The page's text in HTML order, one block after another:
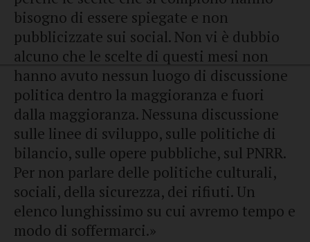
bisogno di essere spiegate e non
pubblicizzate sui social. Non vi è dubbio
alcuno che le scelte di questi mesi non
hanno avuto nessun luogo di discussione
politica dentro la maggioranza e fuori
dalla maggioranza. Nessuna discussione
sulle linee di sviluppo, sulle politiche di
bilancio, sulle opere pubbliche, sul PNRR.
Per non parlare delle politiche culturali,
sociali, della sicurezza, dei rifiuti. Un
elenco lunghissimo su cui avremo tempo e
modo di soffermarci.»